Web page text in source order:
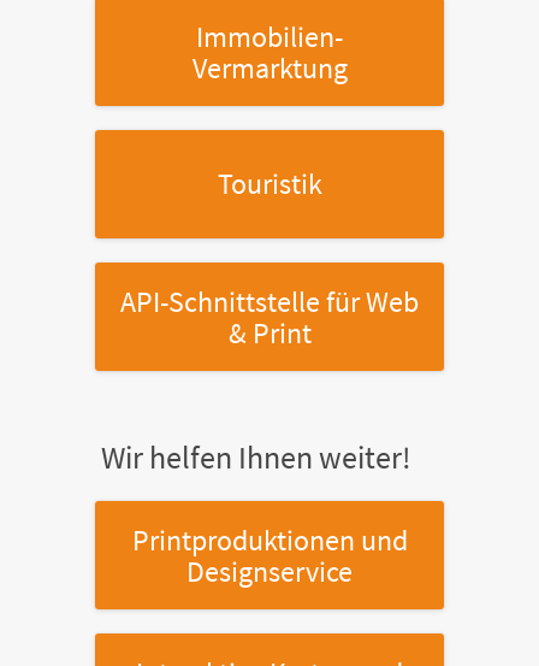
Immobilien-
Vermarktung
Touristik
API-Schnittstellefür Web
& Print
Wir helfen Ihnen weiter!
Printproduktionen und
Designservice